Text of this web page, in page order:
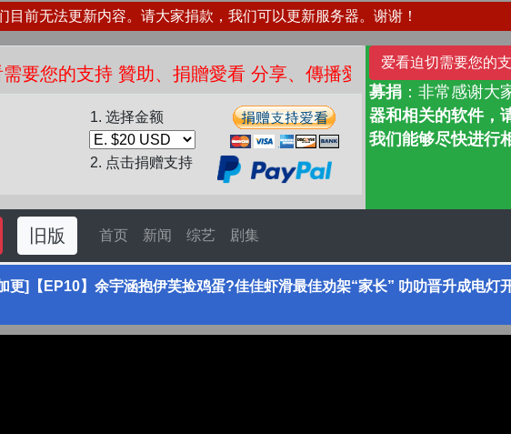
目前无法更新内容。请大家捐款，我们可以更新服务器。谢谢！
支持 贊助、捐贈愛看 分享、傳播愛看 ❤️
1. 选择金额
2. 点击捐赠支持
爱看迫切需要您的
募捐 ：非常感谢大
器和相关的软件，
我们能够尽快进行
旧版 首页 新闻 综艺 剧集
更]【EP10】余宇涵抱伊芙捡鸡蛋?佳佳虾滑最佳劝架“家长” 叻叻晋升成电灯开